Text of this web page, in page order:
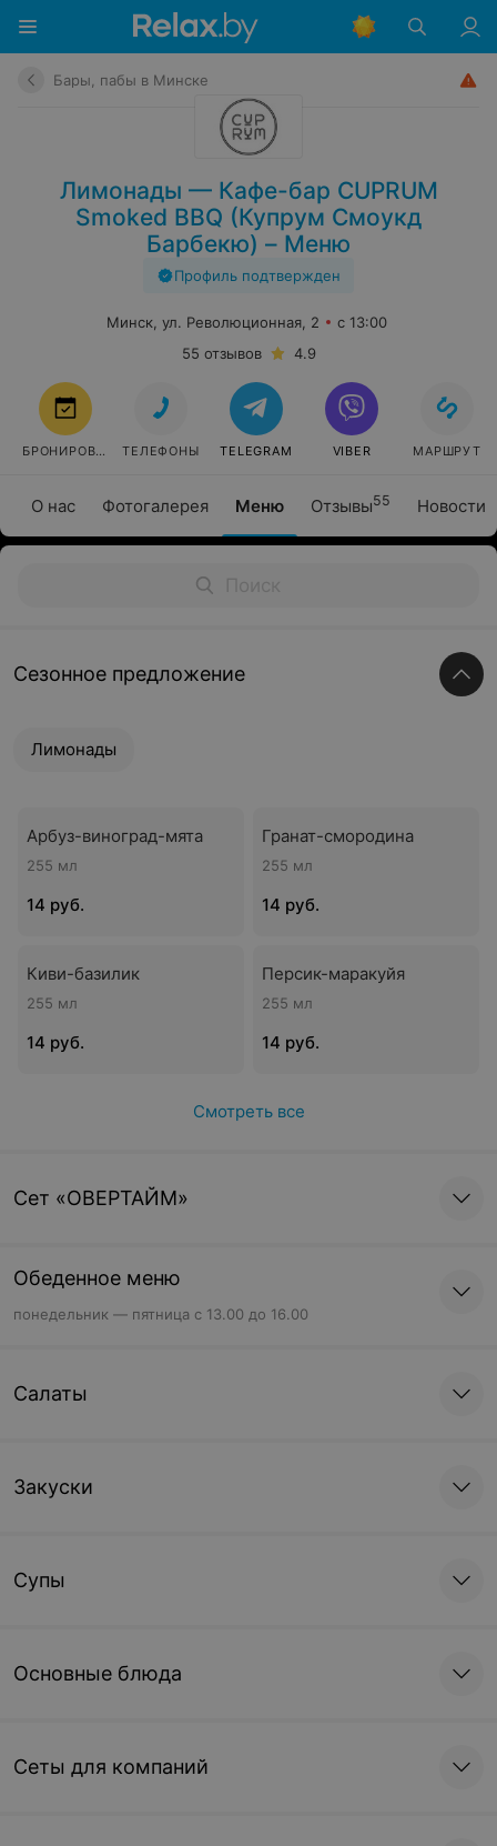
Бары, пабы в Минске
Лимонады — Кафе-бар CUPRUM
Smoked BBQ (Купрум Смоукд
Барбекю) – Меню
Профиль подтвержден
О нас Фотогалерея Меню Отзывы55 Новости
Минск, ул. Революционная, 2
с 13:00
55 отзывов
4.9
БРОНИРОВАТЬ ТЕЛЕФОНЫ TELEGRAM VIBER МАРШРУТ
Сезонное предложение
Лимонады
Арбуз-виноград-мята
255 мл
14 руб.
Гранат-смородина
255 мл
14 руб.
Киви-базилик
255 мл
14 руб.
Персик-маракуйя
255 мл
14 руб.
Смотреть все
Cет «ОВЕРТАЙМ»
Обеденное меню
понедельник — пятница с 13.00 до 16.00
Салаты
Закуски
Супы
Основные блюда
Сеты для компаний